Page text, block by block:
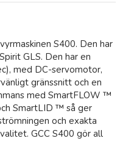
S400. Den har
GLS. Den har en
med DC-servomotor,
gränssnitt och en
med SmartFLOW ™
SmartLID ™ så ger
och exakta
GCC S400 gör all